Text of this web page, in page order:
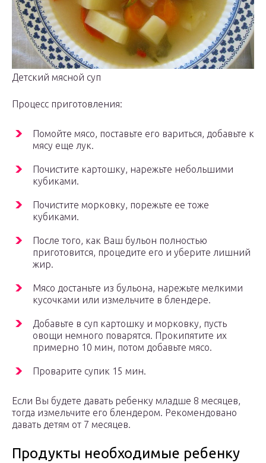
Детский мясной суп
Процесс приготовления:
Помойте мясо, поставьте его вариться, добавьте к
мясу еще лук.
Почистите картошку, нарежьте небольшими
кубиками.
Почистите морковку, порежьте ее тоже
кубиками.
После того, как Ваш бульон полностью
приготовится, процедите его и уберите лишний
жир.
Мясо достаньте из бульона, нарежьте мелкими
кусочками или измельчите в блендере.
Добавьте в суп картошку и морковку, пусть
овощи немного поварятся. Прокипятите их
примерно 10 мин, потом добавьте мясо.
Проварите супик 15 мин.
Если Вы будете давать ребенку младше 8 месяцев,
тогда измельчите его блендером. Рекомендовано
давать детям от 7 месяцев.
Продукты необходимые ребенку